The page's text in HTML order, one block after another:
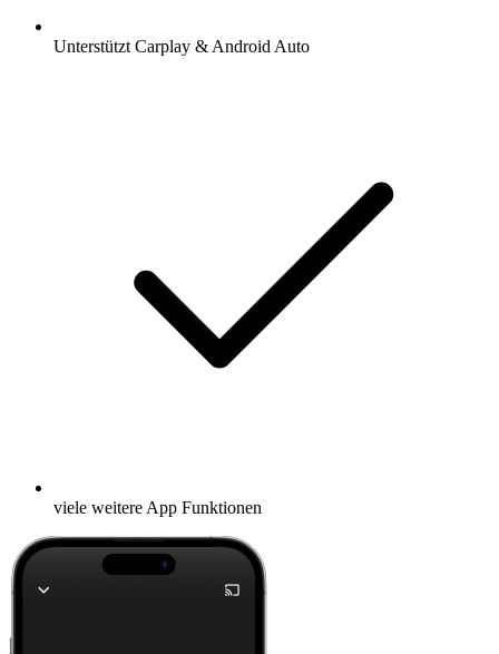
Unterstützt Carplay & Android Auto
viele weitere App Funktionen